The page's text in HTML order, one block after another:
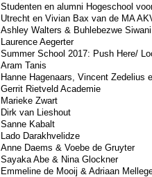
Studenten en alumni Hogeschool
Utrecht en Vivian Bax van de MA
Ashley Walters & Buhlebezwe Siwani
Laurence Aegerter
Summer School 2017: Push Here/
Aram Tanis
Hanne Hagenaars, Vincent Zedelius
Gerrit Rietveld Academie
Marieke Zwart
Dirk van Lieshout
Sanne Kabalt
Lado Darakhvelidze
Anne Daems & Voebe de Gruyter
Sayaka Abe & Nina Glockner
Emmeline de Mooij & Adriaan